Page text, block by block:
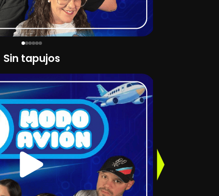
Sin tapujos